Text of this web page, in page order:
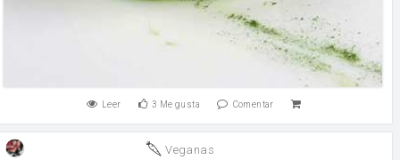
Leer 3 Me gusta Comentar
Veganas